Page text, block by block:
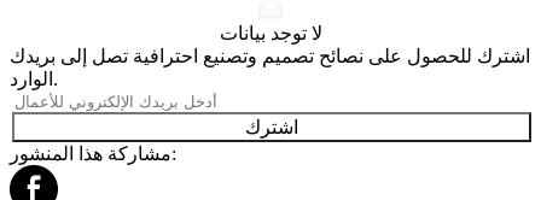
لا توجد بيانات
اشترك للحصول على نصائح تصميم وتصنيع احترافية تصل إلى بريدك
الوارد.
اشترك
مشاركة هذا المنشور: